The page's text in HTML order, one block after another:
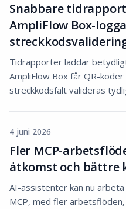
Snabbare
AmpliFlow Box-
Tidrapporter laddar
AmpliFlow Box får QR-
streckkodsfält valideras
4 juni 2026
Fler MCP-
åtkomst och bättre
AI-assistenter kan nu
MCP, med fler